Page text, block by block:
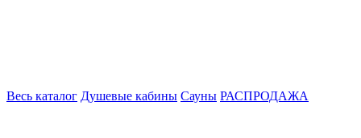
Весь каталог Душевые кабины Сауны РАСПРОДАЖА